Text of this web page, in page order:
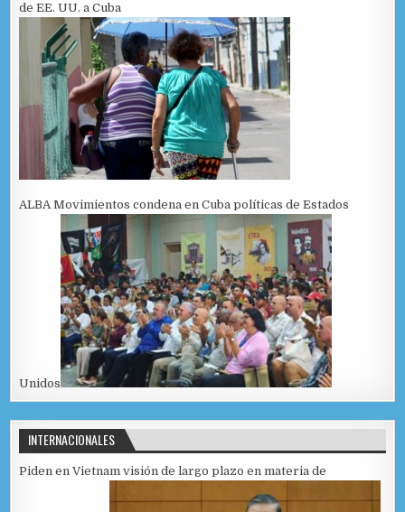
de EE. UU. a Cuba
ALBA Movimientos condena en Cuba políticas de Estados
Unidos
INTERNACIONALES
Piden en Vietnam visión de largo plazo en materia de